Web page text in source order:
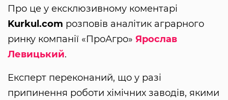
Про це у ексклюзивному коментарі
Kurkul.com розповів аналітик аграрного
ринку компанії «ПроАгро» Ярослав
Левицький.
Експерт переконаний, що у разі
припинення роботи хімічних заводів, якими